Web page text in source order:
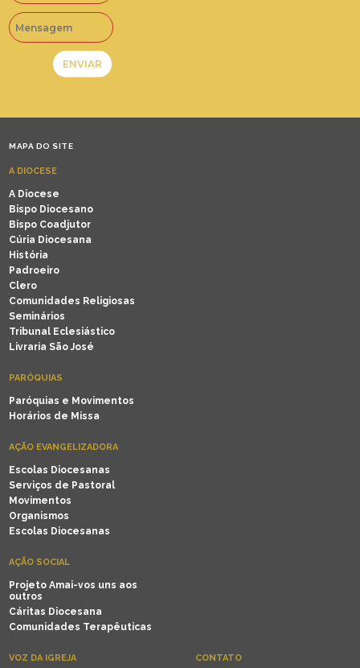
MAPA DO SITE
A DIOCESE
A Diocese
Bispo Diocesano
Bispo Coadjutor
Cúria Diocesana
História
Padroeiro
Clero
Comunidades Religiosas
Seminários
Tribunal Eclesiástico
Livraria São José
PARÓQUIAS
Paróquias e Movimentos
Horários de Missa
AÇÃO EVANGELIZADORA
Escolas Diocesanas
Serviços de Pastoral
Movimentos
Organismos
Escolas Diocesanas
AÇÃO SOCIAL
Projeto Amai-vos uns aos
outros
Cáritas Diocesana
Comunidades Terapêuticas
VOZ DA IGREJA CONTATO